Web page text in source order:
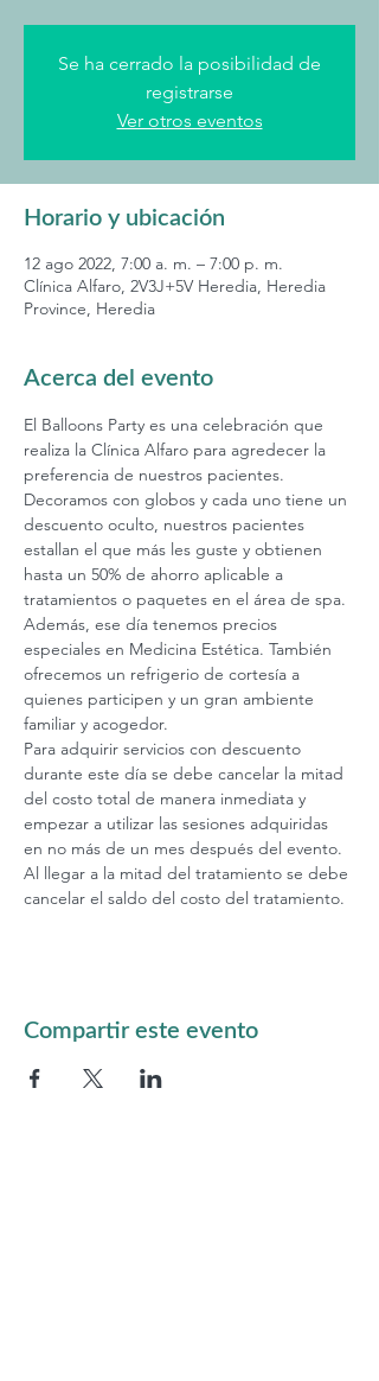
Se ha cerrado la posibilidad de
registrarse
Ver otros eventos
Horario y ubicación
12 ago 2022, 7:00 a. m. – 7:00 p. m.
Clínica Alfaro, 2V3J+5V Heredia, Heredia
Province, Heredia
Acerca del evento
El Balloons Party es una celebración que
realiza la Clínica Alfaro para agredecer la
preferencia de nuestros pacientes.
Decoramos con globos y cada uno tiene un
descuento oculto, nuestros pacientes
estallan el que más les guste y obtienen
hasta un 50% de ahorro aplicable a
tratamientos o paquetes en el área de spa.
Además, ese día tenemos precios
especiales en Medicina Estética. También
ofrecemos un refrigerio de cortesía a
quienes participen y un gran ambiente
familiar y acogedor.
Para adquirir servicios con descuento
durante este día se debe cancelar la mitad
del costo total de manera inmediata y
empezar a utilizar las sesiones adquiridas
en no más de un mes después del evento.
Al llegar a la mitad del tratamiento se debe
cancelar el saldo del costo del tratamiento.
Compartir este evento